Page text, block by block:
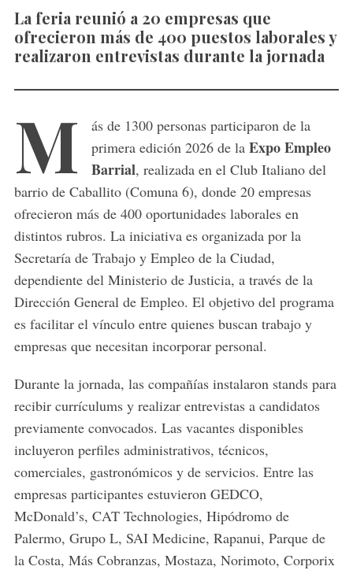
La feria reunió a 20 empresas que
ofrecieron más de 400 puestos laborales y
realizaron entrevistas durante la jornada
M ás de 1300 personas participaron de la
primera edición 2026 de la ExpoEmpleo
Barrial, realizada en el Club Italiano del
barrio de Caballito (Comuna 6), donde 20 empresas
ofrecieron más de 400 oportunidades laborales en
distintos rubros. La iniciativa es organizada por la
Secretaría de Trabajo y Empleo de la Ciudad,
dependiente del Ministerio de Justicia, a través de la
Dirección General de Empleo. El objetivo del programa
es facilitar el vínculo entre quienes buscan trabajo y
empresas que necesitan incorporar personal.
Durante la jornada, las compañías instalaron stands para
recibir currículums y realizar entrevistas a candidatos
previamente convocados. Las vacantes disponibles
incluyeron perfiles administrativos, técnicos,
comerciales, gastronómicos y de servicios. Entre las
empresas participantes estuvieron GEDCO,
McDonald’s, CAT Technologies, Hipódromo de
Palermo, Grupo L, SAI Medicine, Rapanui, Parque de
la Costa, Más Cobranzas, Mostaza, Norimoto, Corporix